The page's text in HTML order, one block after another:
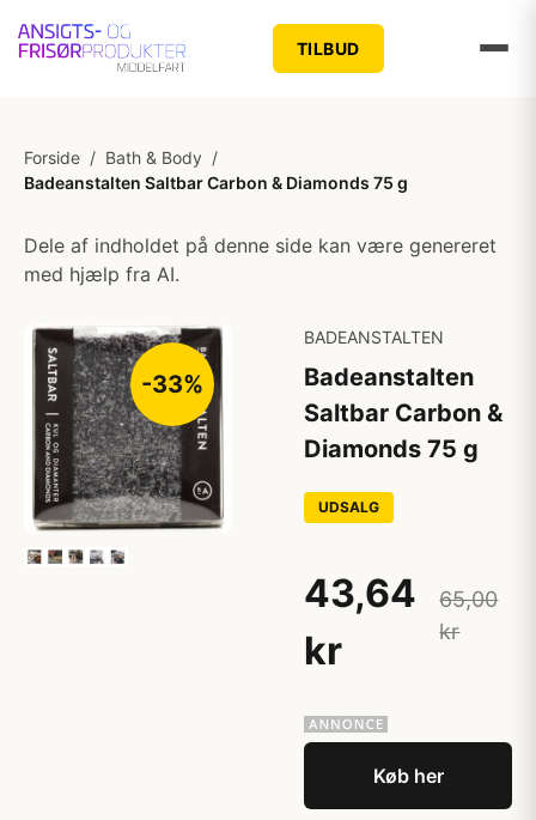
TILBUD
Forside / Bath & Body /
Badeanstalten Saltbar Carbon & Diamonds 75 g
Dele af indholdet på denne side kan være genereret
med hjælp fra AI.
-33%
BADEANSTALTEN
Badeanstalten
Saltbar Carbon &
Diamonds 75 g
UDSALG
43,64
kr
65,00
kr
Køb her